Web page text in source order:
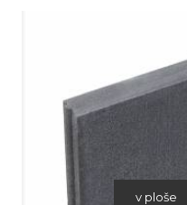
v ploše